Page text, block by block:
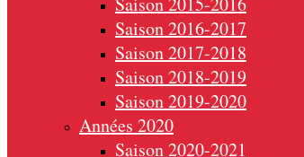
Saison 2016-2017
Saison 2017-2018
Saison 2018-2019
Saison 2019-2020
Années 2020
Saison 2020-2021